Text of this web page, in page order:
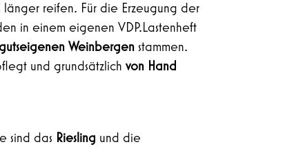
reifen. Für die Erzeugung der
in einem eigenen VDP.Lastenheft
Weinbergen stammen.
und grundsätzlichvon Hand
sind das Riesling und die